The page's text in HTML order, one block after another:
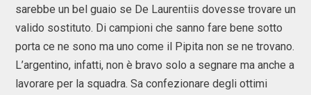
sarebbe un bel guaio se De Laurentiis dovesse trovare un
valido sostituto. Di campioni che sanno fare bene sotto
porta ce ne sono ma uno come il Pipita non se ne trovano.
L’argentino, infatti, non è bravo solo a segnare ma anche a
lavorare per la squadra. Sa confezionare degli ottimi